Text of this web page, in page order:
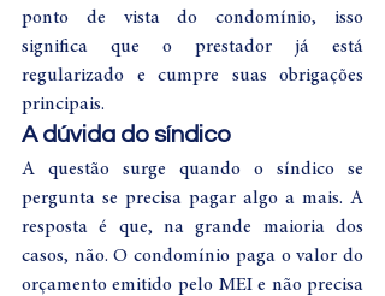
ponto de vista do condomínio, isso
significa que o prestador já está
regularizado e cumpre suas obrigações
principais.
A dúvida do síndico
A questão surge quando o síndico se
pergunta se precisa pagar algo a mais. A
resposta é que, na grande maioria dos
casos, não. O condomínio paga o valor do
orçamento emitido pelo MEI e não precisa